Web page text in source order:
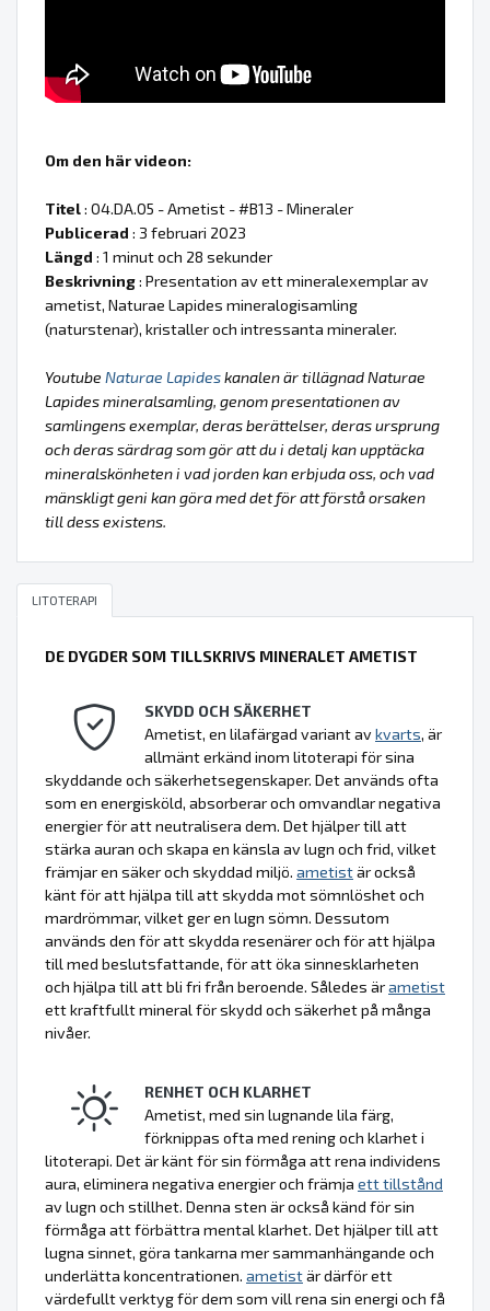
Om den här videon:
Titel: 04.DA.05 - Ametist - #B13 - Mineraler
Publicerad : 3 februari 2023
Längd : 1 minut och 28 sekunder
Beskrivning: Presentation av ett mineralexemplar av
ametist, Naturae Lapides mineralogisamling
(naturstenar), kristaller och intressanta mineraler.
Youtube Naturae Lapideskanalen är tillägnad Naturae
Lapides mineralsamling, genom presentationen av
samlingens exemplar, deras berättelser, deras ursprung
och deras särdrag som gör att du i detalj kan upptäcka
mineralskönheten i vad jorden kan erbjuda oss, och vad
mänskligt geni kan göra med det för att förstå orsaken
till dess existens.
LITOTERAPI
DE DYGDER SOM TILLSKRIVS MINERALET AMETIST
SKYDD OCH SÄKERHET
Ametist, en lilafärgad variant avkvarts, är
allmänt erkänd inom litoterapi för sina
skyddande och säkerhetsegenskaper. Det används ofta
som en energisköld, absorberar och omvandlar negativa
energier för att neutralisera dem. Det hjälper till att
stärka auran och skapa en känsla av lugn och frid, vilket
främjar en säker och skyddad miljö. ametistär också
känt för att hjälpa till att skydda mot sömnlöshet och
mardrömmar, vilket ger en lugn sömn. Dessutom
används den för att skydda resenärer och för att hjälpa
till med beslutsfattande, för att öka sinnesklarheten
och hjälpa till att bli fri från beroende. Således ärametist
ett kraftfullt mineral för skydd och säkerhet på många
nivåer.
RENHET OCH KLARHET
Ametist, med sin lugnande lila färg,
förknippas ofta med rening och klarhet i
litoterapi. Det är känt för sin förmåga att rena individens
aura, eliminera negativa energier och främja ett tillstånd
av lugn och stillhet. Denna sten är också känd för sin
förmåga att förbättra mental klarhet. Det hjälper till att
lugna sinnet, göra tankarna mer sammanhängande och
underlätta koncentrationen. ametistär därför ett
värdefullt verktyg för dem som vill rena sin energi och få